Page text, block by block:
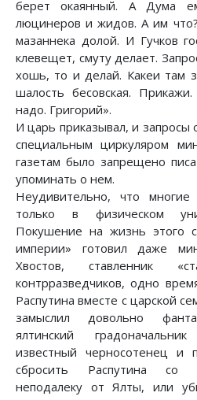
берет окаянный. А Дума
люцинеров и жидов. А им
мазаннека долой. И Гучков
клевещет, смуту делает.
хошь, то и делай. Какеи там
шалость бесовская.
надо. Григорий».
И царь приказывал, и запросы
специальным циркуляром
газетам было запрещено
упоминать о нем.
Неудивительно, что
только в физическом
Покушение на жизнь этого
империи» готовил даже
Хвостов, ставленник
контрразведчиков, одно
Распутина вместе с царской
замыслил довольно
ялтинский
известный черносотенец и
сбросить Распутина со
неподалеку от Ялты, или